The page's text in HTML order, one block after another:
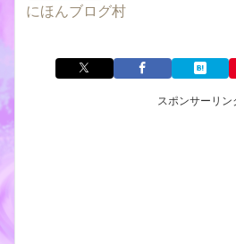
にほんブログ村
スポンサーリン